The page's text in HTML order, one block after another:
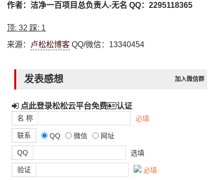
作者：洁净一百项目总负责人-无名 QQ：2295118365
顶:32 踩: 1
来源： 卢松松博客 QQ/微信：13340454
发表感想 加入微信群
点此登录松松云平台免费 认证
名 称 必填
联系 QQ 微信 网址
QQ 选填
验证 必填